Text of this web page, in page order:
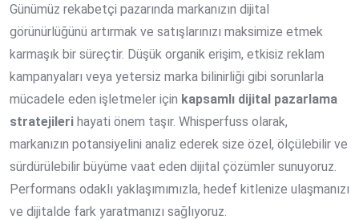
Günümüz rekabetçi pazarında markanızın dijital
görünürlüğünü artırmak ve satışlarınızı maksimize etmek
karmaşık bir süreçtir. Düşük organik erişim, etkisiz reklam
kampanyaları veya yetersiz marka bilinirliği gibi sorunlarla
mücadele eden işletmeler için kapsamlı dijital pazarlama
stratejileri hayati önem taşır. Whisperfuss olarak,
markanızın potansiyelini analiz ederek size özel, ölçülebilir ve
sürdürülebilir büyüme vaat eden dijital çözümler sunuyoruz.
Performans odaklı yaklaşımımızla, hedef kitlenize ulaşmanızı
ve dijitalde fark yaratmanızı sağlıyoruz.